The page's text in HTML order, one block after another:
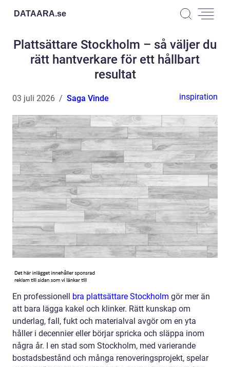
DATAARA.se
Plattsättare Stockholm – så väljer du
rätt hantverkare för ett hållbart
resultat
03 juli 2026 Saga Vinde inspiration
En professionell bra plattsättare Stockholm gör mer än
att bara lägga kakel och klinker. Rätt kunskap om
underlag, fall, fukt och materialval avgör om en yta
håller i decennier eller börjar spricka och släppa inom
några år. I en stad som Stockholm, med varierande
bostadsbestånd och många renoveringsprojekt, spelar